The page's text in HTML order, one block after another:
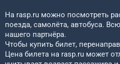
На rasp.ru можно посмотреть
поезда, самолёта, автобуса.
нашего партнёра.
Чтобы купить билет,
Цена билета на rasp.ru может